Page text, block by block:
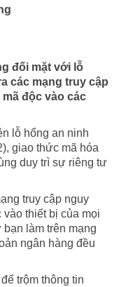
đối mặt với lỗ
các mạng truy cập
độc vào các
lỗ hổng an ninh
giao thức mã hóa
duy trì sự riêng tư
truy cập nguy
thiết bị của mọi
làm trên mạng
ngân hàng đều
trộm thông tin